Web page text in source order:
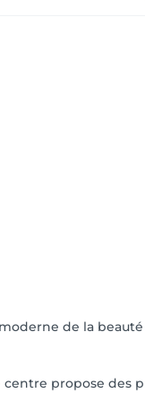
de la
propose des